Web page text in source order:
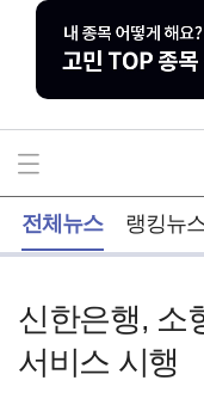
전체뉴스 랭킹뉴
신한은행, 소
서비스 시행